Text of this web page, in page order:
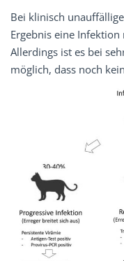
Bei klinisch
Ergebnis eine
Allerdings ist es bei
möglich, dass noch